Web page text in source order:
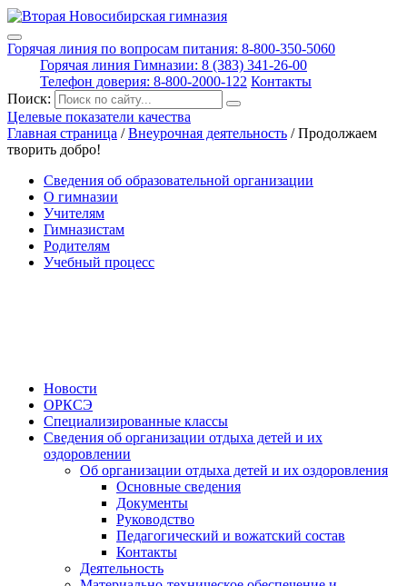
Горячая линия по вопросам питания: 8-800-350-5060
Горячая линия Гимназии: 8 (383) 341-26-00
Телефон доверия: 8-800-2000-122 Контакты
Поиск:
Целевые показатели качества
Главная страница /Внеурочная деятельность /Продолжаем
творить добро!
Сведения об образовательной организации
О гимназии
Учителям
Гимназистам
Родителям
Учебный процесс
Новости
ОРКСЭ
Специализированные классы
Сведения об организации отдыха детей и их
оздоровлении
Об организации отдыха детей и их оздоровления
Основные сведения
Документы
Руководство
Педагогический и вожатский состав
Контакты
Деятельность